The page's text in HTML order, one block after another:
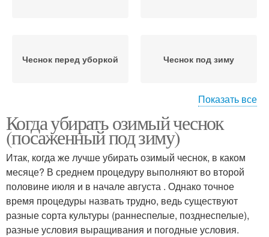
Чеснок перед уборкой Чеснок под зиму
Чеснок в сентябре Яровой чеснок
Показать все
Когда убирать озимый чеснок
(посаженный под зиму)
Итак, когда же лучше убирать озимый чеснок, в каком
месяце? В среднем процедуру выполняют во второй
половине июля и в начале августа . Однако точное
время процедуры назвать трудно, ведь существуют
разные сорта культуры (раннеспелые, позднеспелые),
разные условия выращивания и погодные условия.